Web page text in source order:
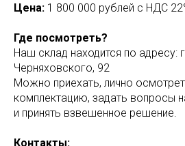
Цена: 1 800 000 рублей с НДС
Где посмотреть?
Наш склад находится по адресу:
Черняховского, 92
Можно приехать, лично
комплектацию, задать вопросы
и принять взвешенное решение.
Контакты: